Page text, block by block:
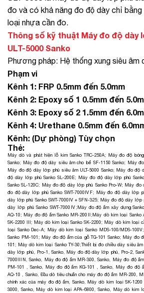
đo và có khả năng đo độ dày chỉ
loại nhựa cần đo.
Thông số kỹ thuật Máy đo độ dày
ULT-5000 Sanko
Phương pháp: Hệ thống xung siêu âm
Phạm vi
Kênh 1: FRP 0.5mm đến 5.0mm
Kênh 2: Epoxy số 1 0.5mm đến
Kênh 3: Epoxy số 2 1.5mm đến
Kênh 4: Urethane 0.5mm đến
Kênh: (Dự phòng) Tùy chọn
Thẻ:
Máy dò và phát hiện lỗ kim Sanko TRC-250A; Máy đo độ
Sanko; Máy đo độ dày siêu âm cho bể SF-1150 Sanko; Máy
Máy đo độ dày lớp phủ siêu âm ULT-5000 Sanko; Máy đo độ
độ dày lớp phủ Sanko SL-200E; Máy đo độ dày lớp phủ
Sanko SL-120C; Máy đo độ dày lớp phủ Sanko Pro-W; Máy đo
đo độ dày lớp phủ Sanko SWT-7000ⅣF; Máy đo độ dày lớp
dày lớp phủ Sanko SWT-7000Ⅳ + SFN-325; Máy đo độ dày lớp
dày lớp phủ Sanko SWT-7000Ⅳ;Máy đo độ ẩm xây dựng
AQ-10; Máy đo độ ẩm Sanko MR-200Ⅱ;Máy dò kim loại Sanko
SK-2200 III; Máy dò kim loại Sanko SK-2200; Máy dò kim loại
loại Sanko Dec-A; Máy dò kim loại Sanko MDS-100/MDS-100V;
Sanko PM-101 ; Máy đo độ ẩm của gỗ TG-101 Sanko; Máy đo
101 ; Máy dò kim loại Sanko TY-30;Thiết bị đo chiều dày siêu
dày lớp phủ, Pro-1, Sanko
Máy đo độ dày lớp phủ, Pro-2,
7000ⅢN, Sanko
Máy đo độ ẩm MR-300, Sanko Máy đo độ
PM-101 , Sanko, Máy đo độ ẩm KG-101 , Sanko Máy đo độ
AQ-10 , Sanko, Đầu dò tiêu chuẩn cho máy đo độ ẩm MR-200,
chính xác của máy đo độ ẩm, Sanko, Máy dò kim loại SK-1200
3000, Sanko, Máy dò kim loại APA-6800, Sanko, Máy dò kim